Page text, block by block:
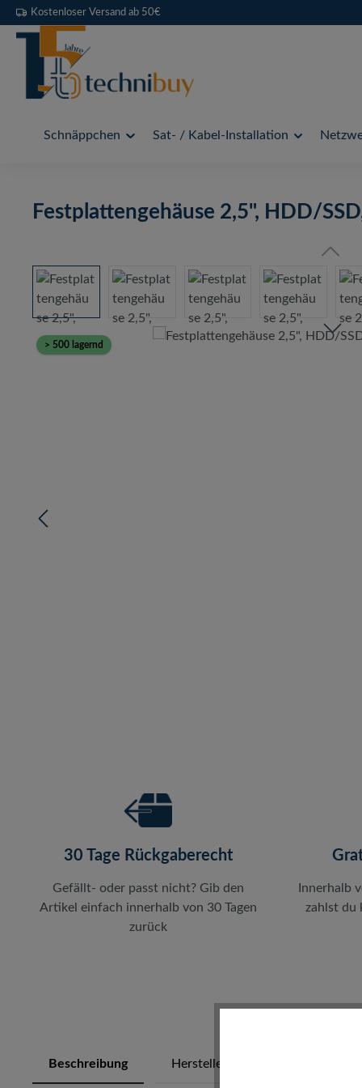
Hauptinhalt springen
Zur Suche springen
Zur Hauptnavigation springen
Kostenloser Versand ab 50€
Schnäppchen Sat- / Kabel-Installation
Festplattengehäuse 2,5", HDD/
Bildergalerie überspringen
> 500 lagernd
30 Tage Rückgaberecht
Gefällt- oder passt nicht? Gib den
Artikel einfach innerhalb von 30 Tagen
zurück
Innerhalb
zahlst du
Beschreibung Herstellerinfos